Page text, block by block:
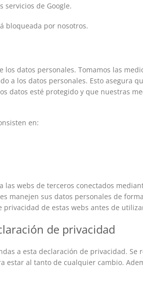
servicios de Google.
bloqueada por nosotros.
los datos personales. Tomamos las
a los datos personales. Esto asegura
datos esté protegido y que nuestras
en:
las webs de terceros conectados
manejen sus datos personales de
de estas webs antes de
de privacidad
a esta declaración de privacidad. Se
estar al tanto de cualquier cambio.